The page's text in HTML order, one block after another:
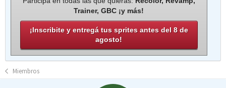
Trainer, GBC ¡y más!
¡Inscribite y entregá tus sprites antes del 8 de
agosto!
Miembros